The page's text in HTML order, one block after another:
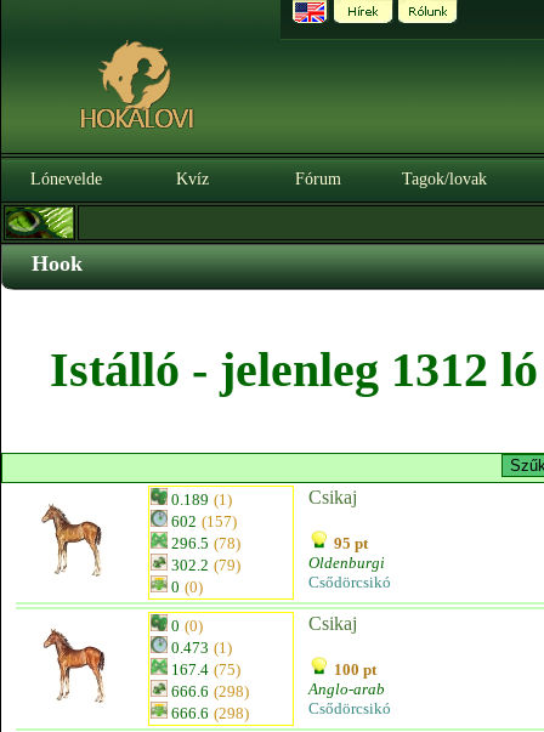
Lónevelde Kvíz Fórum Tagok/lovak
Hook
Istálló - jelenleg 1312
0.189 (1)
602 (157)
296.5 (78)
302.2 (79)
0 (0)
Csikaj
95 pt
Oldenburgi
Csődörcsikó
0 (0)
0.473 (1)
167.4 (75)
666.6 (298)
666.6 (298)
Csikaj
100 pt
Anglo-arab
Csődörcsikó